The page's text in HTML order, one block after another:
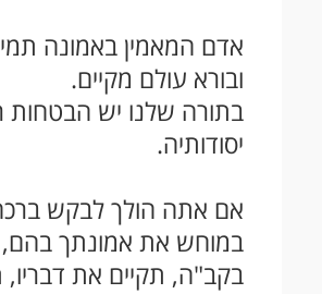
אדם המאמין באמונה
ובורא עולם מקיים.
בתורה שלנו יש הבטחות
יסודותיה.
אם אתה הולך לבקש
במוחש את אמונתך בהם,
בקב"ה, תקיים את